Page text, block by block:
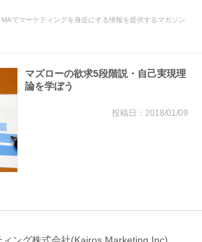
でマーケティングを身近にする情報を提供するマガジン
マズローの欲求5段階説・自己実現理
論を学ぼう
2018/01/09